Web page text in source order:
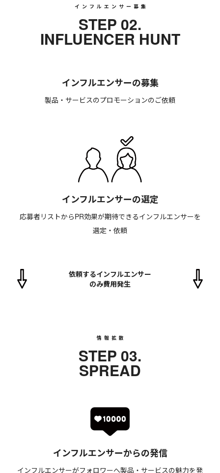
インフルエンサー募集
STEP 02.
INFLUENCER HUNT
インフルエンサーの募集
製品・サービスのプロモーションのご依頼
インフルエンサーの選定
応募者リストからPR効果が期待できるインフルエンサーを
選定・依頼
依頼するインフルエンサー
のみ費用発生
情報拡散
STEP 03.
SPREAD
インフルエンサーからの発信
インフルエンサーがフォロワーへ製品・サービスの魅力を発